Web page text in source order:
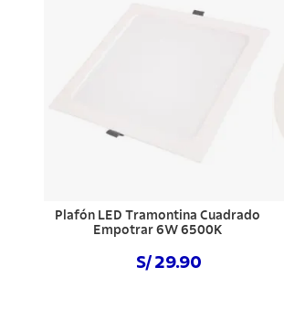
Plafón LED Tramontina Cuadrado
Empotrar 6W 6500K
S/ 29.90